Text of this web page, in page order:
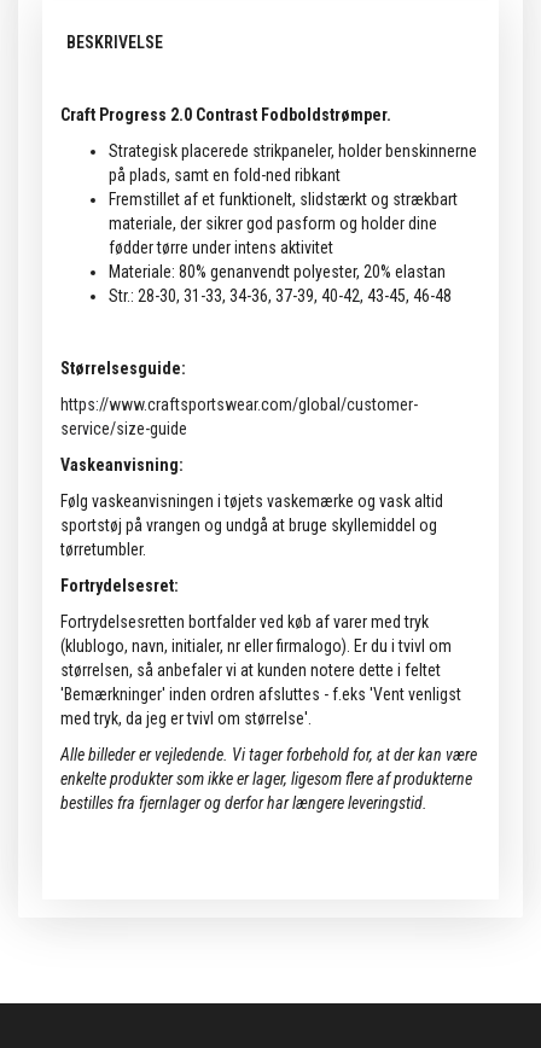
BESKRIVELSE
Craft Progress 2.0 Contrast Fodboldstrømper.
Strategisk placerede strikpaneler, holder benskinnerne
på plads, samt en fold-ned ribkant
Fremstillet af et funktionelt, slidstærkt og strækbart
materiale, der sikrer god pasform og holder dine
fødder tørre under intens aktivitet
Materiale: 80% genanvendt polyester, 20% elastan
Str.: 28-30, 31-33, 34-36, 37-39, 40-42, 43-45, 46-48
Størrelsesguide:
https://www.craftsportswear.com/global/customer-
service/size-guide
Vaskeanvisning:
Følg vaskeanvisningen i tøjets vaskemærke og vask altid
sportstøj på vrangen og undgå at bruge skyllemiddel og
tørretumbler.
Fortrydelsesret:
Fortrydelsesretten bortfalder ved køb af varer med tryk
(klublogo, navn, initialer, nr eller firmalogo). Er du i tvivl om
størrelsen, så anbefaler vi at kunden notere dette i feltet
'Bemærkninger' inden ordren afsluttes - f.eks 'Vent venligst
med tryk, da jeg er tvivl om størrelse'.
Alle billeder er vejledende. Vi tager forbehold for, at der kan være
enkelte produkter som ikke er lager, ligesom flere af produkterne
bestilles fra fjernlager og derfor har længere leveringstid.